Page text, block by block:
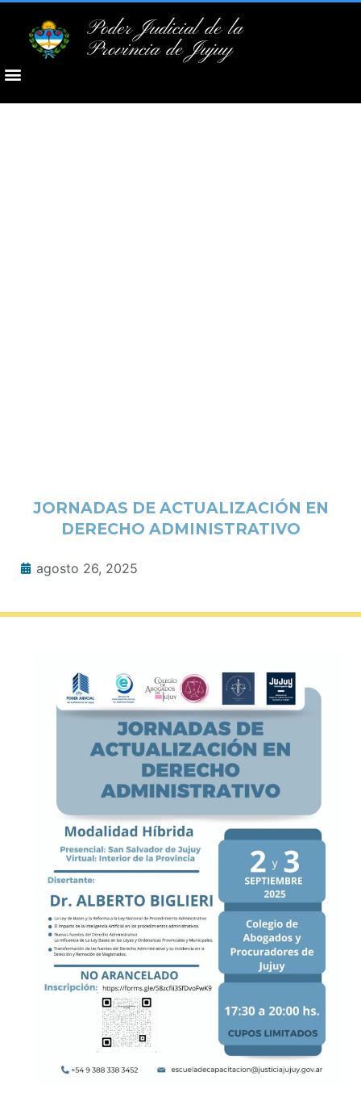
Poder Judicial de la
Provincia de Jujuy
JORNADAS DE ACTUALIZACIÓN EN
DERECHO ADMINISTRATIVO
agosto 26, 2025